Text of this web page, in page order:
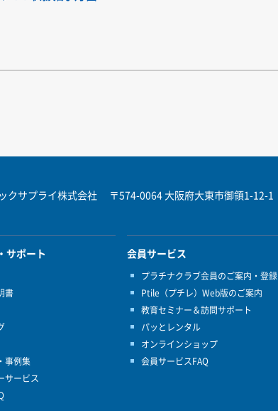
クサプライ株式会社 〒574-0064 大阪府大東市御領1-12-1
サポート
書
事例集
サービス
会員サービス
プラチナクラブ会員のご案内・登録
Ptile（プチレ）Web版のご案内
教育セミナー＆訪問サポート
パッとレンタル
オンラインショップ
会員サービスFAQ